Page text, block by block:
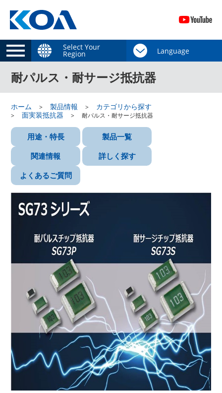
Select Your
Region
耐パルス・耐サージ抵抗器
ホーム 製品情報
カテゴリから探す
面実装抵抗器
耐パルス・耐サージ抵抗器
用途・特長
製品一覧
関連情報
詳しく探す
よくあるご質問